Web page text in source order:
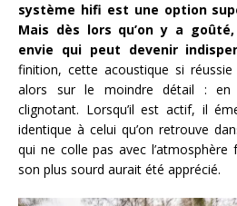
système hifi est une option
Mais dès lors qu’on y a
envie qui peut devenir
finition, cette acoustique si réussie
alors sur le moindre détail : en
clignotant. Lorsqu’il est actif, il
identique à celui qu’on retrouve
qui ne colle pas avec
son plus sourd aurait été apprécié.